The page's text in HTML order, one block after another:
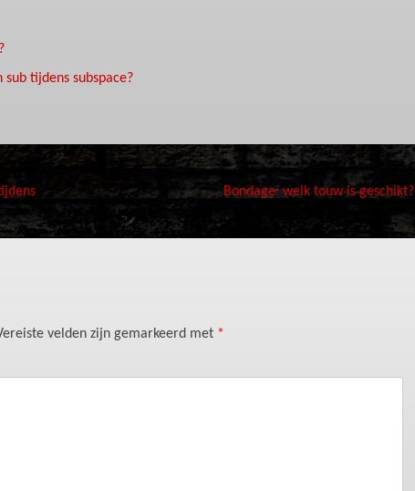
tijdens subspace?
Bondage: welk touw is geschikt?
velden zijn gemarkeerd met *